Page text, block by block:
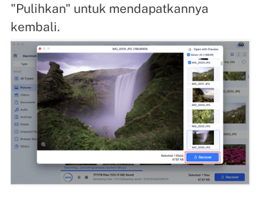
"Pulihkan" untuk mendapatkannya
kembali.